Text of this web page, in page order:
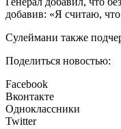
добавив: «Я считаю,
Сулеймани также
Поделиться новостью:
Facebook
Вконтакте
Одноклассники
Twitter